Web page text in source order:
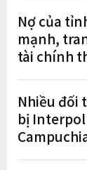
Nợ của
mạnh,
tài chính
Nhiều đối
bị